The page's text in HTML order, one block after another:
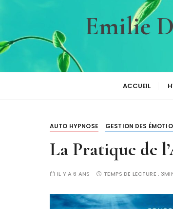
s
e
Emilie
ACCUEIL
AUTO HYPNOSE GESTION DES
La Pratique de
IL Y A 6 ANS TEMPS DE LECTURE :